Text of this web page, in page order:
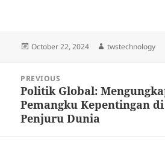
Posted
October 22, 2024 Author
twstechnology
navigation
PREVIOUS
Previous
post:
Politik Global:
Pemangku Kepentingan
Penjuru Dunia